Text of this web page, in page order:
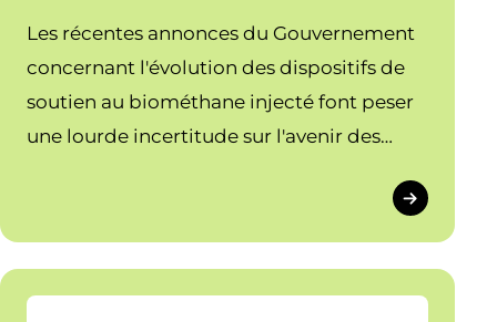
Les récentes annonces du Gouvernement
concernant l'évolution des dispositifs de
soutien au biométhane injecté font peser
une lourde incertitude sur l'avenir des
collectif.